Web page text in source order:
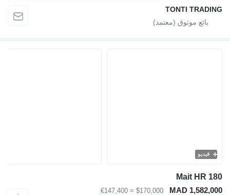
TONTI TRADING
فيديو
Mait HR 180
MAD 1,582,000
$170,000
≈ €147,400